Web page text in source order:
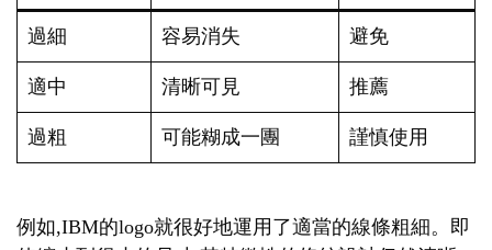
過細 容易消失 避免
適中 清晰可見 推薦
過粗 可能糊成一團 謹慎使用
例如,IBM的logo就很好地運用了適當的線條粗細。即